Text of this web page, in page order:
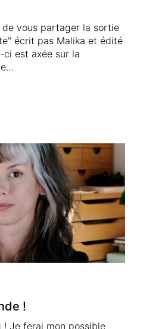
de vous partager la sortie
écrit pas Malika et édité
est axée sur la
!
! Je ferai mon possible